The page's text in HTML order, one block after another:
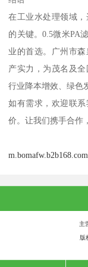
在工业水处理领域
的关键。0.5微米PA
业的首选。广州市
产实力，为茂名及
行业降本增效、绿色
如有需求，欢迎联
价。让我们携手合作
m.bomafw.b2b168.com
主
版